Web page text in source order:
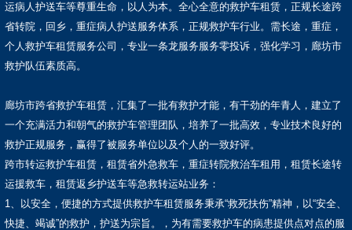
运病人护送车等尊重生命，以人为本。全心全意的救护车租赁，正规长途跨
省转院，回乡，重症病人护送服务体系，正规救护车行业。需长途，重症，
个人救护车租赁服务公司，专业一条龙服务服务零投诉，强化学习，廊坊市
救护队伍素质高。
廊坊市跨省救护车租赁，汇集了一批有救护才能，有干劲的年青人，建立了
一个充满活力和朝气的救护车管理团队，培养了一批高效，专业技术良好的
救护正规服务，赢得了被服务单位以及个人的一致好评。
跨市转运救护车租赁，租赁省外急救车，重症转院救治车租用，租赁长途转
运援救车，租赁返乡护送车等急救转运站业务：
1、以安全，便捷的方式提供救护车租赁服务秉承“救死扶伤”精神，以“安全、
快捷、竭诚”的救护，护送为宗旨。，为有需要救护车的病患提供点对点的服